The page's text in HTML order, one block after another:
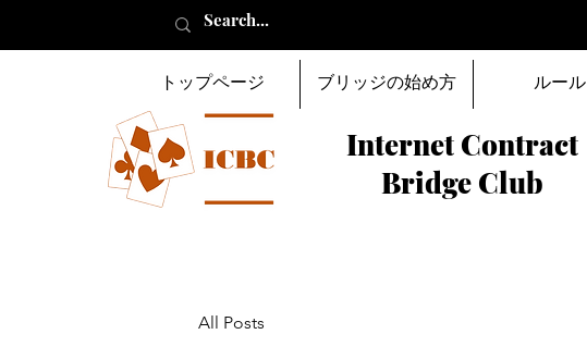
Internet Contract
Bridge Club
トップページ ブリッジの始め方 ルール
All Posts